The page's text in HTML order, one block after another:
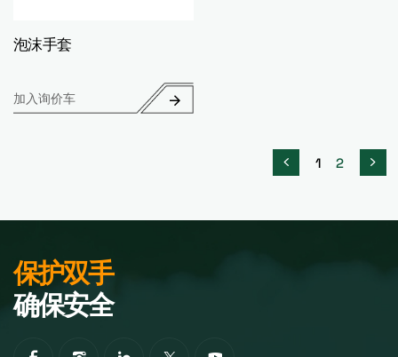
泡沫手套
加入询价车
1 2
保护双手
确保安全